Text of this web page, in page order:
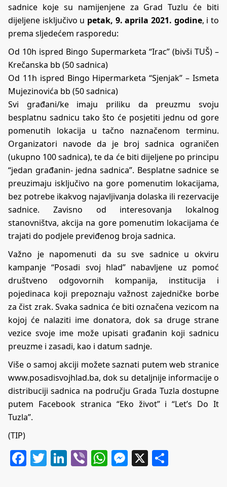
sadnice koje su namijenjene za Grad Tuzlu će biti
dijeljene isključivo u petak, 9. aprila 2021. godine, i to
prema sljedećem rasporedu:
Od 10h ispred Bingo Supermarketa “Irac” (bivši TUŠ) –
Krečanska bb (50 sadnica)
Od 11h ispred Bingo Hipermarketa “Sjenjak” – Ismeta
Mujezinovića bb (50 sadnica)
Svi građani/ke imaju priliku da preuzmu svoju
besplatnu sadnicu tako što će posjetiti jednu od gore
pomenutih lokacija u tačno naznačenom terminu.
Organizatori navode da je broj sadnica ograničen
(ukupno 100 sadnica), te da će biti dijeljene po principu
“jedan građanin- jedna sadnica”. Besplatne sadnice se
preuzimaju isključivo na gore pomenutim lokacijama,
bez potrebe ikakvog najavljivanja dolaska ili rezervacije
sadnice. Zavisno od interesovanja lokalnog
stanovništva, akcija na gore pomenutim lokacijama će
trajati do podjele previđenog broja sadnica.
Važno je napomenuti da su sve sadnice u okviru
kampanje “Posadi svoj hlad” nabavljene uz pomoć
društveno odgovornih kompanija, institucija i
pojedinaca koji prepoznaju važnost zajedničke borbe
za čist zrak. Svaka sadnica će biti označena vezicom na
kojoj će nalaziti ime donatora, dok sa druge strane
vezice svoje ime može upisati građanin koji sadnicu
preuzme i zasadi, kao i datum sadnje.
Više o samoj akciji možete saznati putem web stranice
www.posadisvojhlad.ba, dok su detaljnije informacije o
distribuciji sadnica na području Grada Tuzla dostupne
putem Facebook stranica “Eko život” i “Let’s Do It
Tuzla”.
(TIP)
Facebook
Twitter
LinkedIn
ViberWhatsApp
Messenger
X